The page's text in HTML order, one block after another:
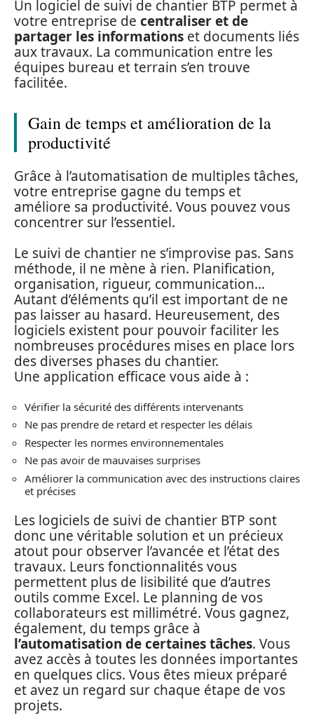
Un logiciel de suivi de chantier BTP permet à
votre entreprise de centraliser et de
partager les informations et documents liés
aux travaux. La communication entre les
équipes bureau et terrain s’en trouve
facilitée.
Gain de temps et amélioration de la
productivité
Grâce à l’automatisation de multiples tâches,
votre entreprise gagne du temps et
améliore sa productivité. Vous pouvez vous
concentrer sur l’essentiel.
Le suivi de chantier ne s’improvise pas. Sans
méthode, il ne mène à rien. Planification,
organisation, rigueur, communication…
Autant d’éléments qu’il est important de ne
pas laisser au hasard. Heureusement, des
logiciels existent pour pouvoir faciliter les
nombreuses procédures mises en place lors
des diverses phases du chantier.
Une application efficace vous aide à :
Vérifier la sécurité des différents intervenants
Ne pas prendre de retard et respecter les délais
Respecter les normes environnementales
Ne pas avoir de mauvaises surprises
Améliorer la communication avec des instructions claires
et précises
Les logiciels de suivi de chantier BTP sont
donc une véritable solution et un précieux
atout pour observer l’avancée et l’état des
travaux. Leurs fonctionnalités vous
permettent plus de lisibilité que d’autres
outils comme Excel. Le planning de vos
collaborateurs est millimétré. Vous gagnez,
également, du temps grâce à
l’automatisation de certaines tâches. Vous
avez accès à toutes les données importantes
en quelques clics. Vous êtes mieux préparé
et avez un regard sur chaque étape de vos
projets.